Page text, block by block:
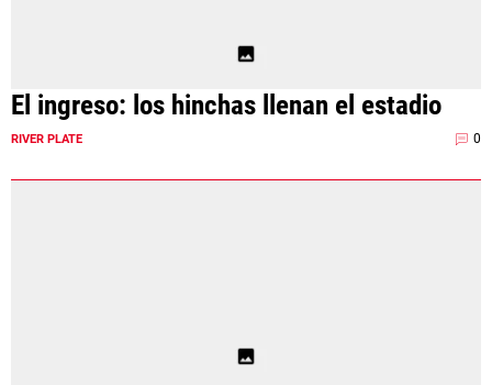
El ingreso: los hinchas llenan el estadio
RIVER PLATE 0